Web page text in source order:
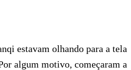
estavam olhando para a tela
algum motivo, começaram a